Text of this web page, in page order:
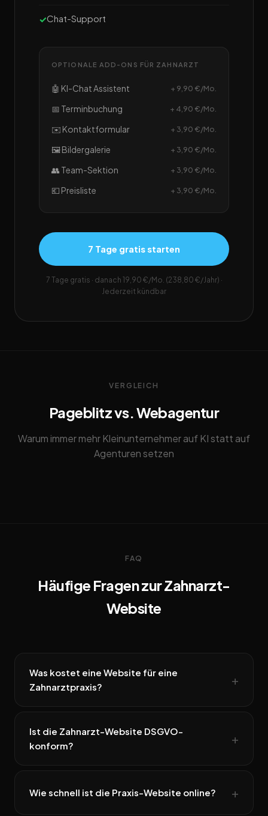
Chat-Support
OPTIONALE ADD-ONS FÜR ZAHNARZT
🤖 KI-Chat Assistent + 9,90 €/Mo.
📅 Terminbuchung + 4,90 €/Mo.
✉️ Kontaktformular + 3,90 €/Mo.
🖼️ Bildergalerie + 3,90 €/Mo.
👥 Team-Sektion + 3,90 €/Mo.
💶 Preisliste + 3,90 €/Mo.
7 Tage gratis starten
7 Tage gratis · danach 19,90 €/Mo. (238,80 €/Jahr) ·
Jederzeit kündbar
VERGLEICH
Pageblitz vs. Webagentur
Warum immer mehr Kleinunternehmer auf KI statt auf
Agenturen setzen
FAQ
Häufige Fragen zur Zahnarzt-
Website
Was kostet eine Website für eine
Zahnarztpraxis?
Ist die Zahnarzt-Website DSGVO-
konform?
Wie schnell ist die Praxis-Website online?